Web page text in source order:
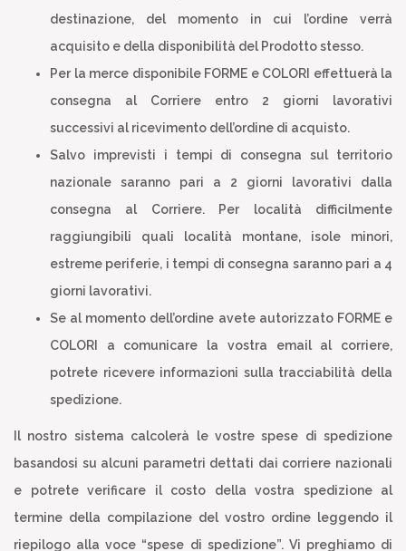
destinazione, del momento in cui l’ordine verrà
acquisito e della disponibilità del Prodotto stesso.
Per la merce disponibile FORME e COLORI effettuerà la
consegna al Corriere entro 2 giorni lavorativi
successivi al ricevimento dell’ordine di acquisto.
Salvo imprevisti i tempi di consegna sul territorio
nazionale saranno pari a 2 giorni lavorativi dalla
consegna al Corriere. Per località difficilmente
raggiungibili quali località montane, isole minori,
estreme periferie, i tempi di consegna saranno pari a 4
giorni lavorativi.
Se al momento dell’ordine avete autorizzato FORME e
COLORI a comunicare la vostra email al corriere,
potrete ricevere informazioni sulla tracciabilità della
spedizione.
Il nostro sistema calcolerà le vostre spese di spedizione
basandosi su alcuni parametri dettati dai corriere nazionali
e potrete verificare il costo della vostra spedizione al
termine della compilazione del vostro ordine leggendo il
riepilogo alla voce “spese di spedizione”. Vi preghiamo di